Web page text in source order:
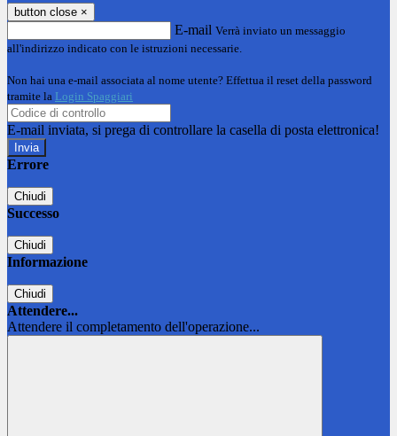
button close ×
E-mail Verrà inviato un messaggio
all'indirizzo indicato con le istruzioni necessarie.
Non hai una e-mail associata al nome utente? Effettua il reset della password
tramite la Login Spaggiari
E-mail inviata, si prega di controllare la casella di posta elettronica!
Errore
Chiudi
Successo
Chiudi
Informazione
Chiudi
Attendere...
Attendere il completamento dell'operazione...